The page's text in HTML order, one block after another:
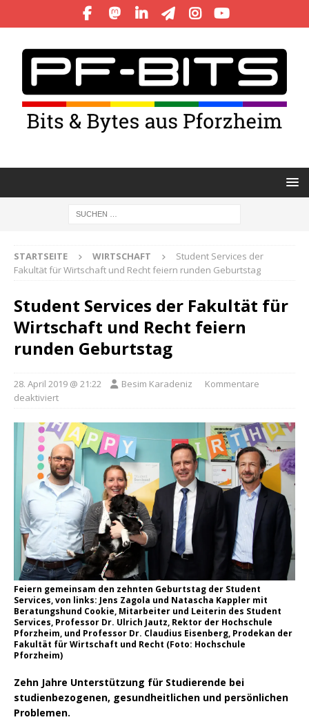
STARTSEITE WIRTSCHAFT
Student Services der
Fakultät für Wirtschaft und Recht feiern runden Geburtstag
Student Services der Fakultät für
Wirtschaft und Recht feiern
runden Geburtstag
28. April 2019 @ 21:22 Besim Karadeniz
Kommentare
deaktiviert
Feiern gemeinsam den zehnten Geburtstag der Student
Services, von links: Jens Zagola und Natascha Kappler mit
Beratungshund Cookie, Mitarbeiter und Leiterin des Student
Services, Professor Dr. Ulrich Jautz, Rektor der Hochschule
Pforzheim, und Professor Dr. Claudius Eisenberg, Prodekan der
Fakultät für Wirtschaft und Recht (Foto: Hochschule
Pforzheim)
Zehn Jahre Unterstützung für Studierende bei
studienbezogenen, gesundheitlichen und persönlichen
Problemen.